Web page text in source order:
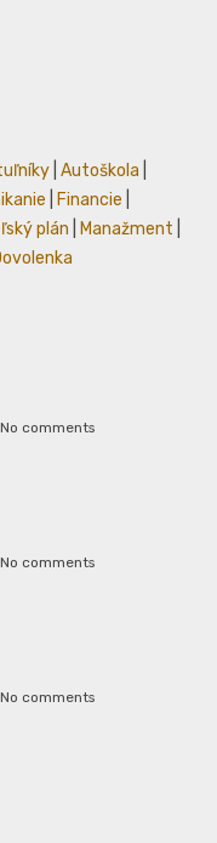
Autoškola
Financie
plán Manažment
No comments
No comments
No comments